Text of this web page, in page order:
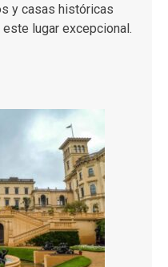
y casas históricas
lugar excepcional.